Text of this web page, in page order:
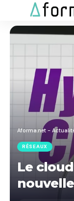
Aforma.net -
RÉSEAUX
Le